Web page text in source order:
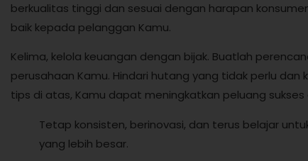
berkualitas tinggi dan sesuai dengan harapan
baik kepada pelanggan Kamu.
Kelima, kelola keuangan dengan bijak. Buatlah
perusahaan Kamu. Hindari hutang yang tidak perlu
tips di atas, Kamu dapat meningkatkan peluang
Tetap konsisten, berinovasi, dan terus belajar
yang lebih besar.